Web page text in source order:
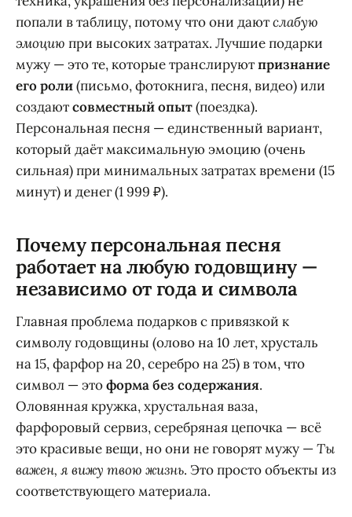
попали в таблицу, потому что они даютслабую
эмоцию при высоких затратах. Лучшие подарки
мужу — это те, которые транслируютпризнание
его роли(письмо, фотокнига, песня, видео) или
создаютсовместный опыт(поездка).
Персональная песня — единственный вариант,
который даёт максимальную эмоцию (очень
сильная) при минимальных затратах времени (15
минут) и денег (1 999 ₽).
Почему персональная песня
работает на любую годовщину —
независимо от года и символа
Главная проблема подарков с привязкой к
символу годовщины (олово на 10 лет, хрусталь
на 15, фарфор на 20, серебро на 25) в том, что
символ — этоформа без содержания.
Оловянная кружка, хрустальная ваза,
фарфоровый сервиз, серебряная цепочка — всё
это красивые вещи, но они не говорят мужу —Ты
важен, я вижу твою жизнь. Это просто объекты из
соответствующего материала.